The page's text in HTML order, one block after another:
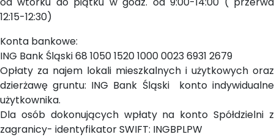
12:15-12:30)
Konta bankowe:
ING Bank Śląski 68 1050 1520 1000 0023 6931 2679
Opłaty za najem lokali mieszkalnych i użytkowych oraz
dzierżawę gruntu: ING Bank Śląski konto indywidualne
użytkownika.
Dla osób dokonujących wpłaty na konto Spółdzielni z
zagranicy- identyfikator SWIFT: INGBPLPW